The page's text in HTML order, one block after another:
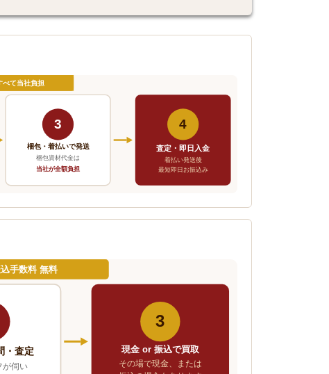
て当社負担
3
梱包・着払いで発送
梱包資材代金は
当社が全額負担
4
査定・即日入金
着払い発送後
最短即日お振込み
手数料 無料
・査定
が伺い
3
現金 or 振込で買取
その場で現金、または